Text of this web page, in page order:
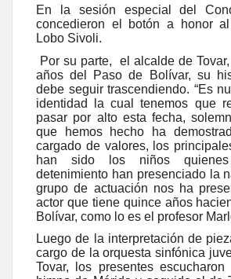
En la sesión especial del
concedieron el botón a honor
Lobo Sivoli.
Por su parte, el alcalde de
años del Paso de Bolívar, su
debe seguir trascendiendo. “Es
identidad la cual tenemos que
pasar por alto esta fecha,
que hemos hecho ha
cargado de valores, los
han sido los niños
detenimiento han presenciado la
grupo de actuación nos ha
actor que tiene quince años
Bolívar, como lo es el profesor
Luego de la interpretación de
cargo de la orquesta sinfónica
Tovar, los presentes